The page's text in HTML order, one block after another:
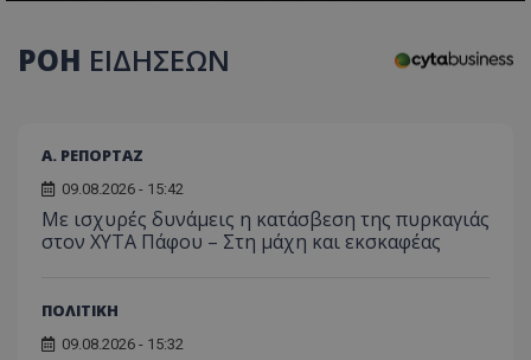
ΡΟΗ ΕΙΔΗΣΕΩΝ
Α. ΡΕΠΟΡΤΑΖ
09.08.2026 - 15:42
Με ισχυρές δυνάμεις η κατάσβεση της πυρκαγιάς
στον ΧΥΤΑ Πάφου – Στη μάχη και εκσκαφέας
ΠΟΛΙΤΙΚΗ
09.08.2026 - 15:32